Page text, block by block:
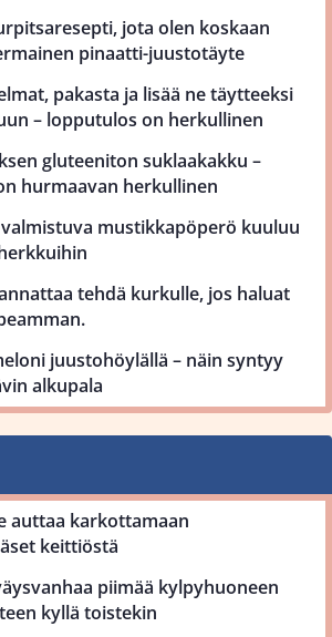
jota olen koskaan
pinaatti-juustotäyte
pakasta ja lisää ne täytteeksi
– lopputulos on herkullinen
gluteeniton suklaakakku –
hurmaavan herkullinen
mustikkapöperö kuuluu
tehdä kurkulle, jos haluat
juustohöylällä – näin syntyy
alkupala
auttaa karkottamaan
keittiöstä
piimää kylpyhuoneen
kyllä toistekin